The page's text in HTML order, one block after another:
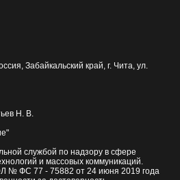
Забайкальский край, г. Чита, ул.
Н. В.
службой по надзору в сфере
и массовых коммуникаций.
№ ФС 77 - 75882 от 24 июня 2019 года